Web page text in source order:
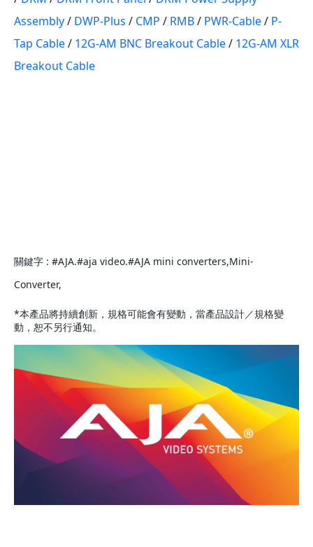
Assembly/ DWP-Plus / CMP / RMB/ PWR-Cable/ P-
Tap Cable/ 12G-AM BNC Breakout Cable/ 12G-AM XLR
Breakout Cable
關鍵字 : #AJA.#aja video.#AJA mini converters,Mini-
Converter,
*本產品將持續創新，規格可能會有變動，當產品設計／規格變
動，恕不另行通知。